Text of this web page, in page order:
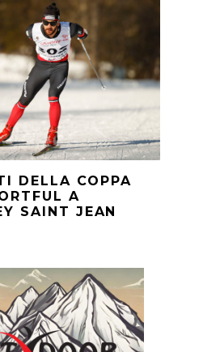
DELLA COPPA
A
SAINT JEAN